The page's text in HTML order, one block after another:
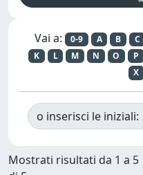
Vai a: 0-9 A B C
K
L M N O P
X
o inserisci le iniziali:
Mostrati risultati da 1 a 5